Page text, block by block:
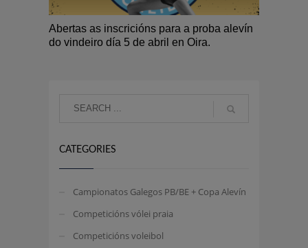
Abertas as inscricións para a proba alevín
do vindeiro día 5 de abril en Oira.
CATEGORIES
Campionatos Galegos PB/BE + Copa Alevín
Competicións vólei praia
Competicións voleibol